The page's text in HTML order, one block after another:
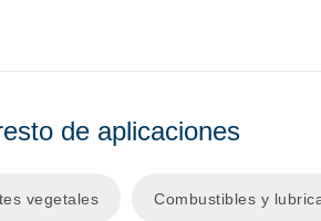
de aplicaciones
vegetales Combustibles y